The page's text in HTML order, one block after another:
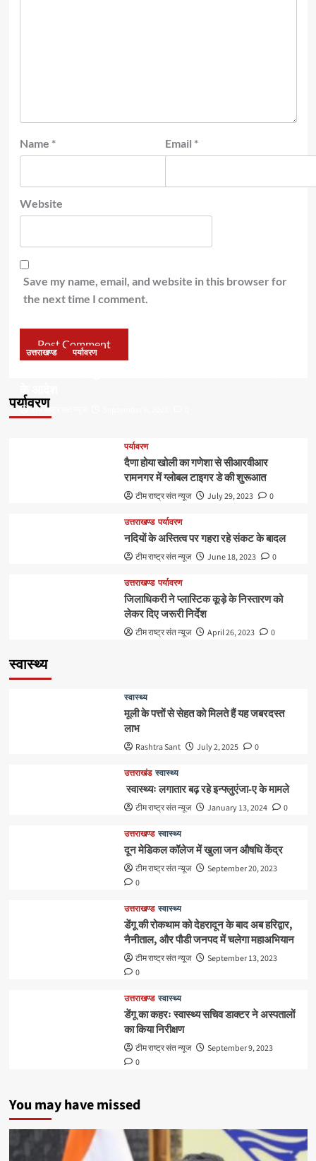
Name * Email *
Website
Save my name, email, and website in this browser for
the next time I comment.
पर्यावरण
उत्तराखण्ड पर्यावरण
के आदेश
टीम राष्ट्र संत न्यूज
पर्यावरण
दैणा होया खोली का गणेशा से सीआरवीआर
रामनगर में ग्लोबल टाइगर डे की शुरूआत
टीम राष्ट्र संत न्यूज July 29, 2023 0
उत्तराखण्ड पर्यावरण
नदियों के अस्तित्व पर गहरा रहे संकट के बादल
टीम राष्ट्र संत न्यूज June 18, 2023 0
उत्तराखण्ड पर्यावरण
जिलाधिकरी ने प्लास्टिक कूड़े के निस्तारण को
लेकर दिए जरूरी निर्देश
टीम राष्ट्र संत न्यूज April 26, 2023 0
स्वास्थ्य
स्वास्थ्य
मूली के पत्तों से सेहत को मिलते हैं यह जबरदस्त
लाभ
Rashtra Sant July 2, 2025 0
उत्तराखंड स्वास्थ्य
स्वास्थ्यः लगातार बढ़ रहे इन्फ्लुएंजा-ए के मामले
टीम राष्ट्र संत न्यूज January 13, 2024 0
उत्तराखण्ड स्वास्थ्य
दून मेडिकल कॉलेज में खुला जन औषधि केंद्र
टीम राष्ट्र संत न्यूज
September 20, 2023
0
उत्तराखण्ड स्वास्थ्य
डेंगू की रोकथाम को देहरादून के बाद अब हरिद्वार,
नैनीताल, और पौडी जनपद में चलेगा महाअभियान
टीम राष्ट्र संत न्यूज
September 13, 2023
0
उत्तराखण्ड स्वास्थ्य
डेंगू का कहरः स्वास्थ्य सचिव डाक्टर ने अस्पतालों
का किया निरीक्षण
टीम राष्ट्र संत न्यूज
September 9, 2023
0
You may have missed